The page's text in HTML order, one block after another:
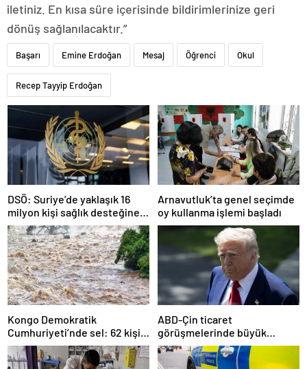
iletiniz. En kısa süre içerisinde bildirimlerinize geri
dönüş sağlanılacaktır.”
Başarı Emine Erdoğan Mesaj Öğrenci Okul
Recep Tayyip Erdoğan
DSÖ: Suriye’de yaklaşık 16
milyon kişi sağlık desteğine
ihtiyaç duyuyor
Arnavutluk’ta genel seçimde
oy kullanma işlemi başladı
Kongo Demokratik
Cumhuriyeti’nde sel: 62 kişi
hayatını kaybetti
ABD-Çin ticaret
görüşmelerinde büyük
ilerleme